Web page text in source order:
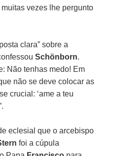
vezes lhe pergunto
clara” sobre a
Schönborn.
Não tenhas medo! Em
não se deve colocar as
crucial: ‘ame a teu
eclesial que o arcebispo
foi a cúpula